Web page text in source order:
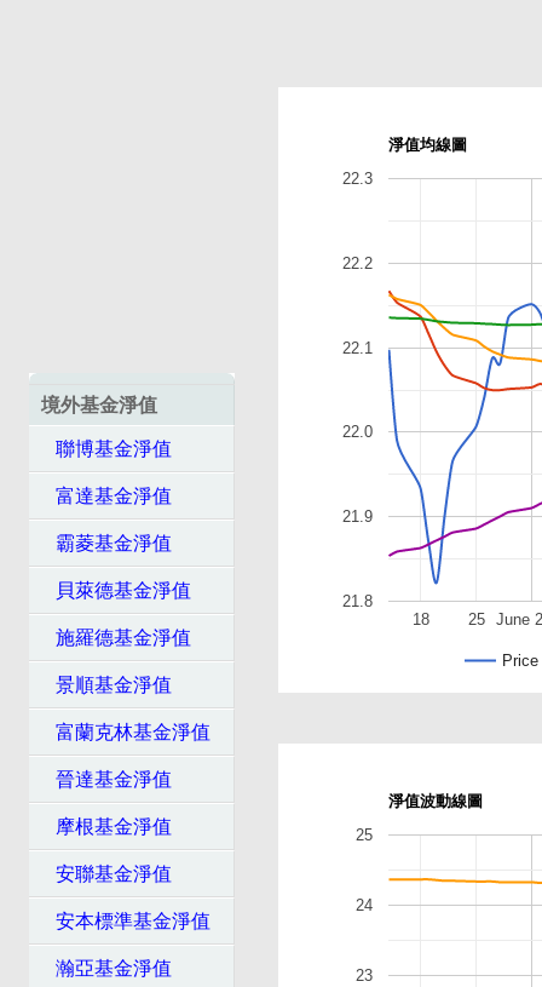
境外基金淨值
聯博基金淨值
富達基金淨值
霸菱基金淨值
貝萊德基金淨值
施羅德基金淨值
景順基金淨值
富蘭克林基金淨值
晉達基金淨值
摩根基金淨值
安聯基金淨值
安本標準基金淨值
瀚亞基金淨值
淨值均線圖
Price
June
18 25
21.8
21.9
22.0
22.1
22.2
22.3
淨值波動線圖
23
24
25